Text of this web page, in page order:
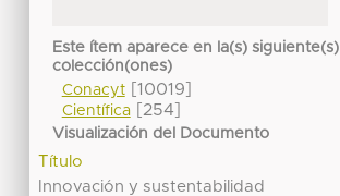
Este ítem aparece en la(s) siguiente(s)
colección(ones)
Conacyt[10019]
Científica[254]
Visualización del Documento
Título
Innovación y sustentabilidad